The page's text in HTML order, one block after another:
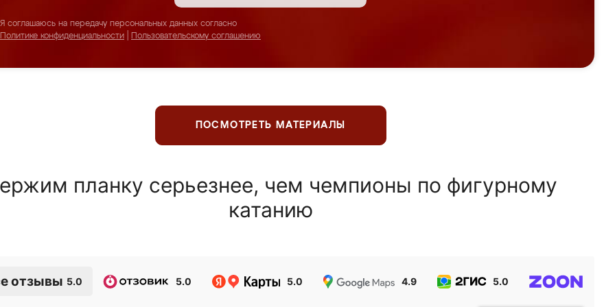
Я соглашаюсь на передачу персональных данных согласно
Политике конфиденциальности
Пользовательскому соглашению
ПОСМОТРЕТЬ МАТЕРИАЛЫ
планку серьезнее, чем чемпионы по фигурному
катанию
отзывы 5.0 5.0 5.0 4.9 5.0